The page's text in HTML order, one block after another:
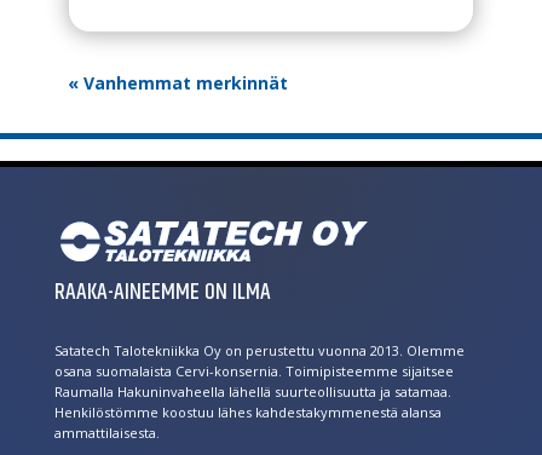
« Vanhemmat merkinnät
RAAKA-AINEEMME ON ILMA
Satatech Talotekniikka Oy on perustettu vuonna 2013. Olemme
osana suomalaista Cervi-konsernia. Toimipisteemme sijaitsee
Raumalla Hakuninvaheella lähellä suurteollisuutta ja satamaa.
Henkilöstömme koostuu lähes kahdestakymmenestä alansa
ammattilaisesta.